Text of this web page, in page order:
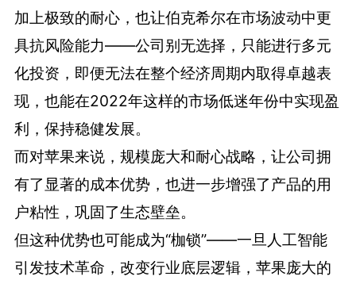
加上极致的耐心，也让伯克希尔在市场波动中更
具抗风险能力——公司别无选择，只能进行多元
化投资，即便无法在整个经济周期内取得卓越表
现，也能在2022年这样的市场低迷年份中实现盈
利，保持稳健发展。
而对苹果来说，规模庞大和耐心战略，让公司拥
有了显著的成本优势，也进一步增强了产品的用
户粘性，巩固了生态壁垒。
但这种优势也可能成为“枷锁”——一旦人工智能
引发技术革命，改变行业底层逻辑，苹果庞大的